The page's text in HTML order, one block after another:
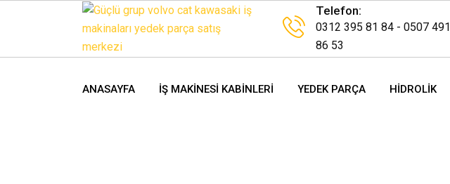
Telefon:
0312 395 81 84 - 0507 491
86 53
ANASAYFA İŞ MAKINESI KABINLERI YEDEK PARÇA HIDROLIK